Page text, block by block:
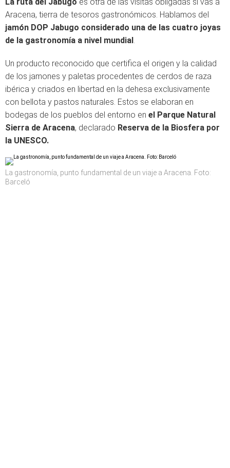
Aracena, tierra de tesoros gastronómicos. Hablamos del
jamón DOP Jabugo considerado una de las cuatro joyas
de la gastronomía a nivel mundial.
Un producto reconocido que certifica el origen y la calidad
de los jamones y paletas procedentes de cerdos de raza
ibérica y criados en libertad en la dehesa exclusivamente
con bellota y pastos naturales. Estos se elaboran en
bodegas de los pueblos del entorno en el Parque Natural
Sierra de Aracena, declarado Reserva de la Biosfera por
la UNESCO.
La gastronomía, punto fundamental de un viaje a Aracena. Foto:
Barceló